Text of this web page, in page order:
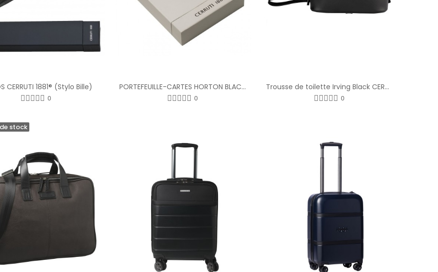
CERRUTI 1881® (Stylo Bille)
0
PORTEFEUILLE-CARTES HORTON BLACK CERRUTI 1881
0
Trousse de toilette Irving Black CERRUTI 1881 ®
0
stock